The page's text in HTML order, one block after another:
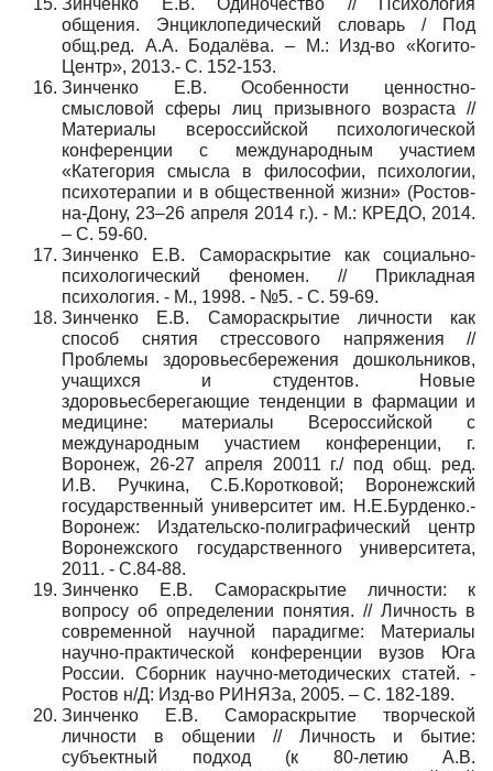
общения. Энциклопедический словарь / Под
общ.ред. А.А. Бодалёва. – М.: Изд-во «Когито-
Центр», 2013.- С. 152-153.
Зинченко Е.В. Особенности ценностно-
смысловой сферы лиц призывного возраста //
Материалы всероссийской психологической
конференции c международным участием
«Категория смысла в философии, психологии,
психотерапии и в общественной жизни» (Ростов-
на-Дону, 23–26 апреля 2014 г.). - М.: КРЕДО, 2014.
– С. 59-60.
Зинченко Е.В. Самораскрытие как социально-
психологический феномен. // Прикладная
психология. - М., 1998. - №5. - C. 59-69.
Зинченко Е.В. Самораскрытие личности как
способ снятия стрессового напряжения //
Проблемы здоровьесбережения дошкольников,
учащихся и студентов. Новые
здоровьесберегающие тенденции в фармации и
медицине: материалы Всероссийской с
международным участием конференции, г.
Воронеж, 26-27 апреля 20011 г./ под общ. ред.
И.В. Ручкина, С.Б.Коротковой; Воронежский
государственный университет им. Н.Е.Бурденко.-
Воронеж: Издательско-полиграфический центр
Воронежского государственного университета,
2011. - С.84-88.
Зинченко Е.В. Самораскрытие личности: к
вопросу об определении понятия. // Личность в
современной научной парадигме: Материалы
научно-практической конференции вузов Юга
России. Сборник научно-методических статей. -
Ростов н/Д: Изд-во РИНЯЗа, 2005. – С. 182-189.
Зинченко Е.В. Самораскрытие творческой
личности в общении // Личность и бытие:
субъектный подход (к 80-летию А.В.